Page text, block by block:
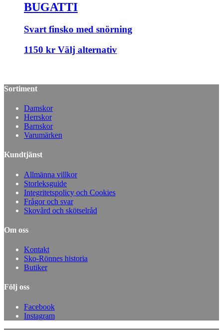
BUGATTI
Svart finsko med snörning
1150 kr Välj alternativ
Sortiment
Damskor
Herrskor
Barnskor
Varumärken
Kundtjänst
Allmänna villkor
Storleksguide
Integritetspolicy och Cookies
Frågor och svar
Skovård och skötselråd
Om oss
Kontakt
Sko-Rönnes historia
Butiker
Följ oss
Facebook
Instagram